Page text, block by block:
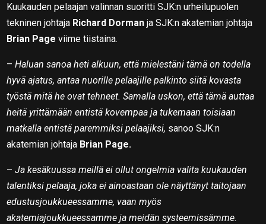
Kuukauden pelaajan valinnan suoritti SJK:n urheilupuolen
tekninen johtaja Richard Dorman ja SJK:n akatemian johtaja
Brian Page viime tiistaina.
–Haluan sanoa heti alkuun, että mielestäni tämä on todella
hyvä ajatus, antaa nuorille pelaajille palkinto siitä kovasta
työstä mitä he ovat tehneet. Samalla uskon, että tämä auttaa
heitä yrittämään entistä kovempaa ja tukemaan toisiaan
matkalla entistä paremmiksi pelaajiksi, sanoo SJK:n
akatemian johtaja Brian Page.
–Ja kesäkuussa meillä ei ollut ongelmia valita kuukauden
talentiksi pelaaja, joka ei ainoastaan ole näyttänyt taitojaan
edustusjoukkueessamme, vaan myös
akatemiajoukkueessamme ja meidän systeemissämme.